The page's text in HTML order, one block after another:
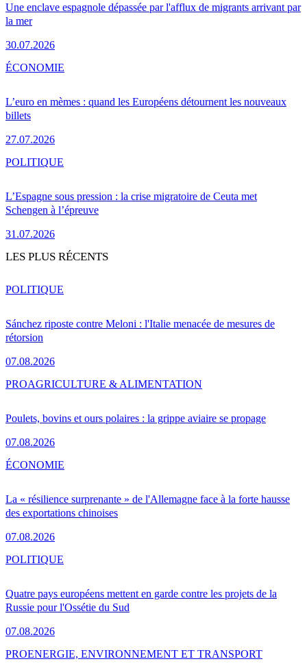
Une enclave espagnole dépassée par l'afflux de migrants arrivant par
la mer
30.07.2026
L’euro en mèmes : quand les Européens détournent les nouveaux
billets
27.07.2026
ÉCONOMIE
L’Espagne sous pression : la crise migratoire de Ceuta met
Schengen à l’épreuve
31.07.2026
POLITIQUE
LES PLUS RÉCENTS
Sánchez riposte contre Meloni : l'Italie menacée de mesures de
rétorsion
07.08.2026
POLITIQUE
Poulets, bovins et ours polaires : la grippe aviaire se propage
07.08.2026
PROAGRICULTURE & ALIMENTATION
La « résilience surprenante » de l'Allemagne face à la forte hausse
des exportations chinoises
07.08.2026
ÉCONOMIE
Quatre pays européens mettent en garde contre les projets de la
Russie pour l'Ossétie du Sud
07.08.2026
POLITIQUE
PROENERGIE, ENVIRONNEMENT ET TRANSPORT